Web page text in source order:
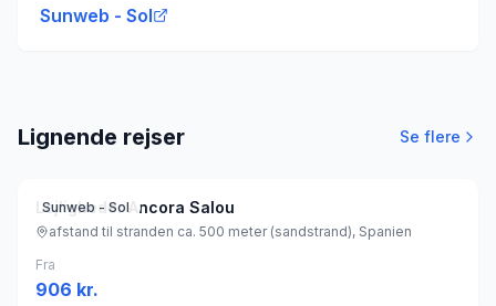
Sunweb - Sol
Lignende rejser Se flere
Sunweb - Sol
Lejligheder Ancora Salou
afstand til stranden ca. 500 meter (sandstrand), Spanien
Fra
906 kr.